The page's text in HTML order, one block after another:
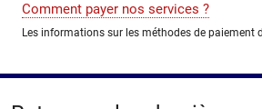
Comment payer nos services ?
Les informations sur les méthodes de paiement